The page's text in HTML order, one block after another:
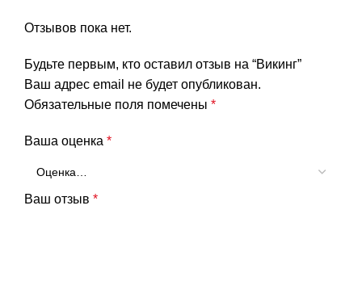
Отзывов пока нет.
Будьте первым, кто оставил отзыв на “Викинг”
Ваш адрес email не будет опубликован.
Обязательные поля помечены *
Ваша оценка *
Ваш отзыв *